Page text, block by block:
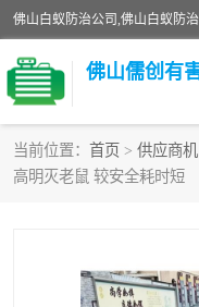
当前位置： 首页 > 供应商机
高明灭老鼠 较安全耗时短
白蚁消杀
除四害